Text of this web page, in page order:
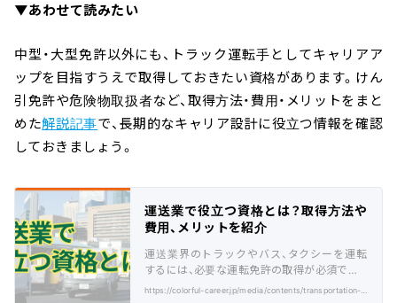
▼あわせて読みたい
中型・大型免許以外にも、トラック運転手としてキャリアア
ップを目指すうえで取得しておきたい資格があります。けん
引免許や危険物取扱者など、取得方法・費用・メリットをまと
めた解説記事で、長期的なキャリア設計に役立つ情報を確認
しておきましょう。
運送業で役立つ資格とは？取得方法や
費用、メリットを紹介
運送業界のトラックやバス、タクシーを運転
するには、必要な運転免許の取得が必須です。
今回は役立つ資格や取得方法、費用について